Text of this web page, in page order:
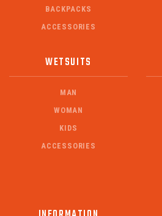
BACKPACKS
ACCESSORIES
WETSUITS
MAN
WOMAN
KIDS
ACCESSORIES